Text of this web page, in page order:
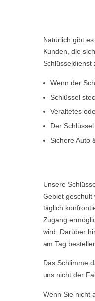
Natürlich gibt
Kunden, die
Schlüsseldienst
Wenn der
Schlüssel
Veraltetes
Der
Sichere Auto
Unsere
Gebiet geschult
täglich
Zugang
wird. Darüber
am Tag
Das Schlimme
uns nicht der
Wenn Sie nicht